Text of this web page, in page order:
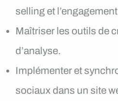
selling et
Maîtriser les outils de
d’analyse.
Implémenter et
sociaux dans un site